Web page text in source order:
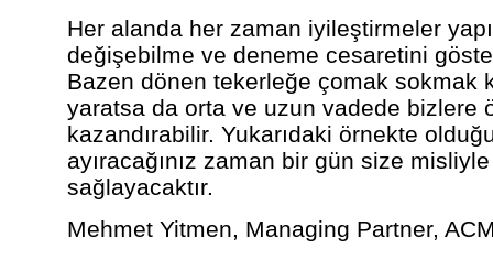
Her alanda her zaman iyileştirmeler
değişebilme ve deneme cesaretini
Bazen dönen tekerleğe çomak sokmak
yaratsa da orta ve uzun vadede bizlere
kazandırabilir. Yukarıdaki örnekte
ayıracağınız zaman bir gün size
sağlayacaktır.
Mehmet Yitmen, Managing Partner,